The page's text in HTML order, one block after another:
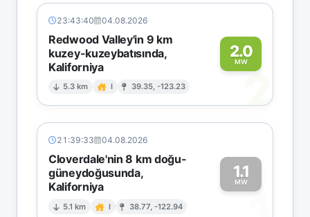
23:43:40 04.08.2026
Redwood Valley'in 9 km
kuzey-kuzeybatısında,
Kaliforniya
5.3 km I 39.35, -123.23
2.0
MW
2
21:39:33 04.08.2026
Cloverdale'nin 8 km doğu-
güneydoğusunda,
Kaliforniya
5.1 km I 38.77, -122.94
1.1
MW